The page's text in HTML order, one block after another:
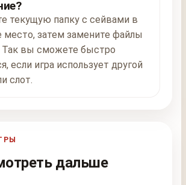
текущую папку с сейвами в
место, затем замените файлы
Так вы сможете быстро
если игра использует другой
слот.
дальше